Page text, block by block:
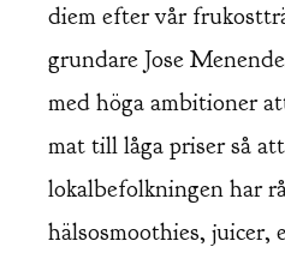
diem efter vår
grundare Jose
med höga ambitioner
mat till låga priser så
lokalbefolkningen har
hälsosmoothies, juicer,